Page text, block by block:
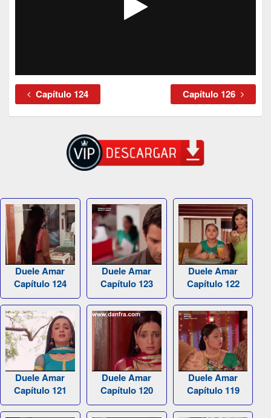
Capítulo 124 Capítulo 126
Duele Amar
Capítulo 124
Duele Amar
Capítulo 123
Duele Amar
Capítulo 122
Duele Amar
Capítulo 121
Duele Amar
Capítulo 120
Duele Amar
Capítulo 119